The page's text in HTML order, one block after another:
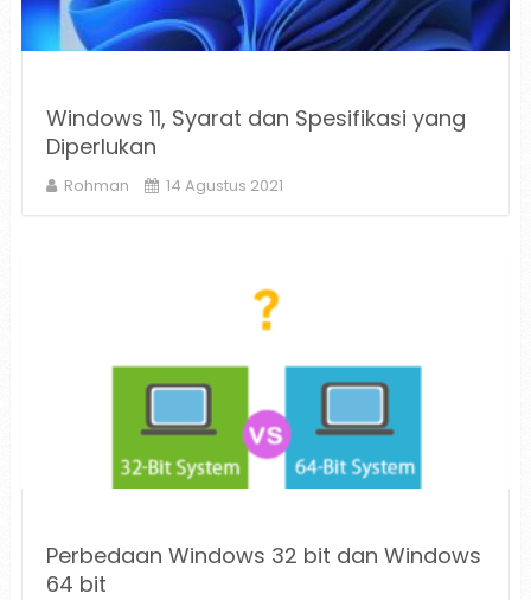
Windows 11, Syarat dan Spesifikasi yang
Diperlukan
Rohman 14 Agustus 2021
Perbedaan Windows 32 bit dan Windows
64 bit